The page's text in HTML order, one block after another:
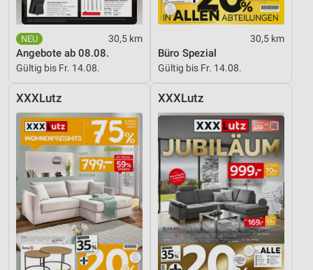
30,5 km
Angebote ab 08.08.
Gültig bis Fr. 14.08.
30,5 km
Büro Spezial
Gültig bis Fr. 14.08.
XXXLutz XXXLutz
Verwendung von Profilen zur Auswahl
personalisierter Inhalte
Messung der Werbeleistung
Analyse von Zielgruppen durch Statistiken oder
Kombinationen von Daten aus verschiedenen
Quellen
Entwicklung und Verbesserung der Angebote
Verwendung reduzierter Daten zur Auswahl von
Inhalten
IAB-Besonderheiten:
Verwendung genauer Standortdaten